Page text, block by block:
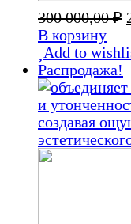
300 000,00₽
В корзину
Add to
Распродажа!